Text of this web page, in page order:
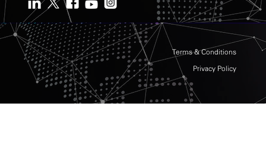
Terms & Conditions
Privacy Policy